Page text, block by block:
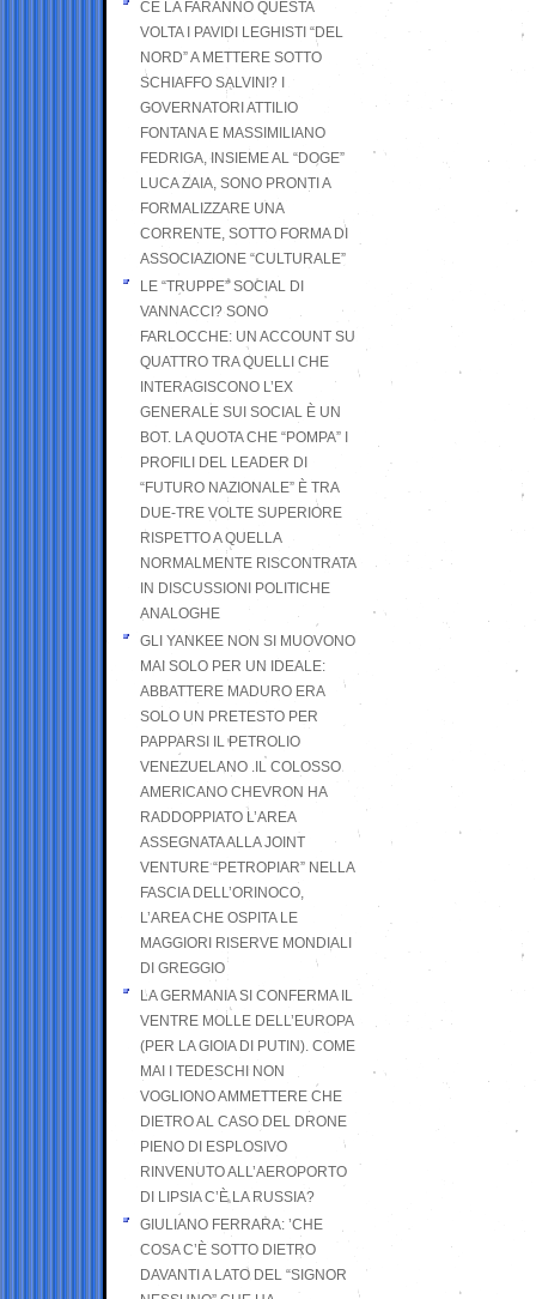
CE LA FARANNO QUESTA
VOLTA I PAVIDI LEGHISTI “DEL
NORD” A METTERE SOTTO
SCHIAFFO SALVINI? I
GOVERNATORI ATTILIO
FONTANA E MASSIMILIANO
FEDRIGA, INSIEME AL “DOGE”
LUCA ZAIA, SONO PRONTI A
FORMALIZZARE UNA
CORRENTE, SOTTO FORMA DI
ASSOCIAZIONE “CULTURALE”
LE “TRUPPE” SOCIAL DI
VANNACCI? SONO
FARLOCCHE: UN ACCOUNT SU
QUATTRO TRA QUELLI CHE
INTERAGISCONO L’EX
GENERALE SUI SOCIAL È UN
BOT. LA QUOTA CHE “POMPA” I
PROFILI DEL LEADER DI
“FUTURO NAZIONALE” È TRA
DUE-TRE VOLTE SUPERIORE
RISPETTO A QUELLA
NORMALMENTE RISCONTRATA
IN DISCUSSIONI POLITICHE
ANALOGHE
GLI YANKEE NON SI MUOVONO
MAI SOLO PER UN IDEALE:
ABBATTERE MADURO ERA
SOLO UN PRETESTO PER
PAPPARSI IL PETROLIO
VENEZUELANO .IL COLOSSO
AMERICANO CHEVRON HA
RADDOPPIATO L’AREA
ASSEGNATA ALLA JOINT
VENTURE “PETROPIAR” NELLA
FASCIA DELL’ORINOCO,
L’AREA CHE OSPITA LE
MAGGIORI RISERVE MONDIALI
DI GREGGIO
LA GERMANIA SI CONFERMA IL
VENTRE MOLLE DELL’EUROPA
(PER LA GIOIA DI PUTIN). COME
MAI I TEDESCHI NON
VOGLIONO AMMETTERE CHE
DIETRO AL CASO DEL DRONE
PIENO DI ESPLOSIVO
RINVENUTO ALL’AEROPORTO
DI LIPSIA C’È LA RUSSIA?
GIULIANO FERRARA: ’CHE
COSA C’È SOTTO DIETRO
DAVANTI A LATO DEL “SIGNOR